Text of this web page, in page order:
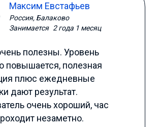
Максим Евстафьев
Россия, Балаково
Занимается 2 года 1 месяц
полезны. Уровень
повышается, полезная
плюс ежедневные
дают результат.
очень хороший, час
незаметно.